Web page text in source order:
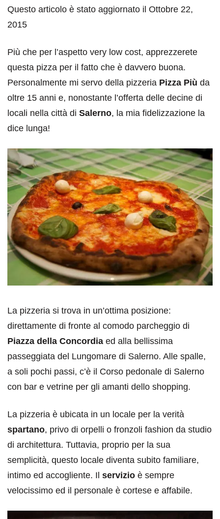
Questo articolo è stato aggiornato il Ottobre 22,
2015
Più che per l’aspetto very low cost, apprezzerete
questa pizza per il fatto che è davvero buona.
Personalmente mi servo della pizzeria Pizza Più da
oltre 15 anni e, nonostante l’offerta delle decine di
locali nella città di Salerno, la mia fidelizzazione la
dice lunga!
La pizzeria si trova in un’ottima posizione:
direttamente di fronte al comodo parcheggio di
Piazza della Concordia ed alla bellissima
passeggiata del Lungomare di Salerno. Alle spalle,
a soli pochi passi, c’è il Corso pedonale di Salerno
con bar e vetrine per gli amanti dello shopping.
La pizzeria è ubicata in un locale per la verità
spartano, privo di orpelli o fronzoli fashion da studio
di architettura. Tuttavia, proprio per la sua
semplicità, questo locale diventa subito familiare,
intimo ed accogliente. Il servizio è sempre
velocissimo ed il personale è cortese e affabile.